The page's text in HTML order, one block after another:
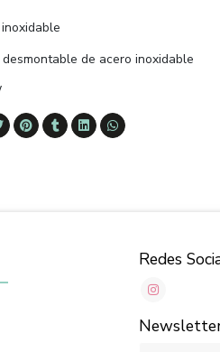
de acero inoxidable
Redes